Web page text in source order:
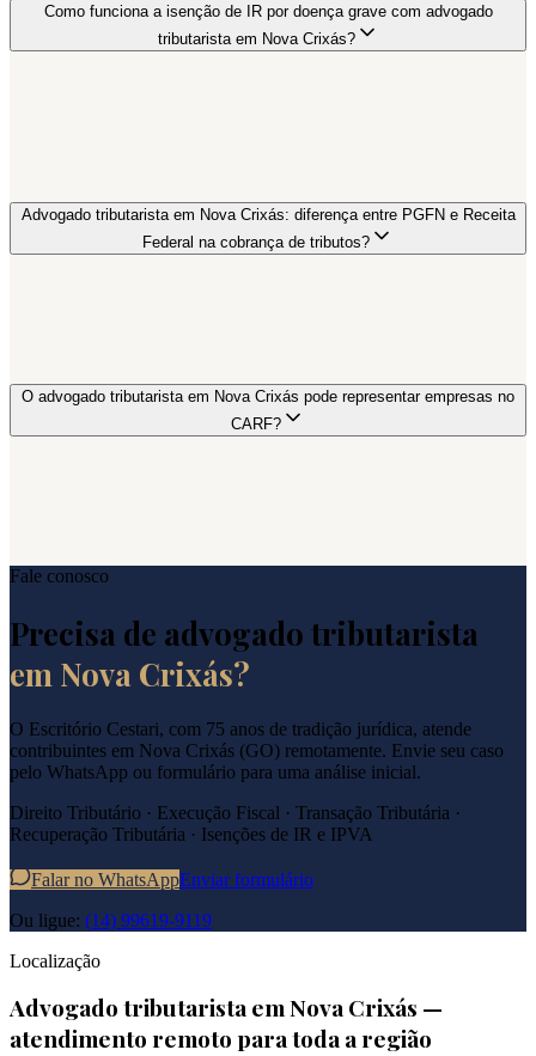
Como funciona a isenção de IR por doença grave com advogado
tributarista em Nova Crixás?
Advogado tributarista em Nova Crixás: diferença entre PGFN e Receita
Federal na cobrança de tributos?
O advogado tributarista em Nova Crixás pode representar empresas no
CARF?
Fale conosco
Precisa de advogado tributarista
em Nova Crixás?
O Escritório Cestari, com 75 anos de tradição jurídica, atende
contribuintes em Nova Crixás (GO) remotamente. Envie seu caso
pelo WhatsApp ou formulário para uma análise inicial.
Direito Tributário · Execução Fiscal · Transação Tributária ·
Recuperação Tributária · Isenções de IR e IPVA
Falar no WhatsAppEnviar formulário
Ou ligue: (14) 99619-9119
Localização
Advogado tributarista emNova Crixás —
atendimento remoto para toda a região